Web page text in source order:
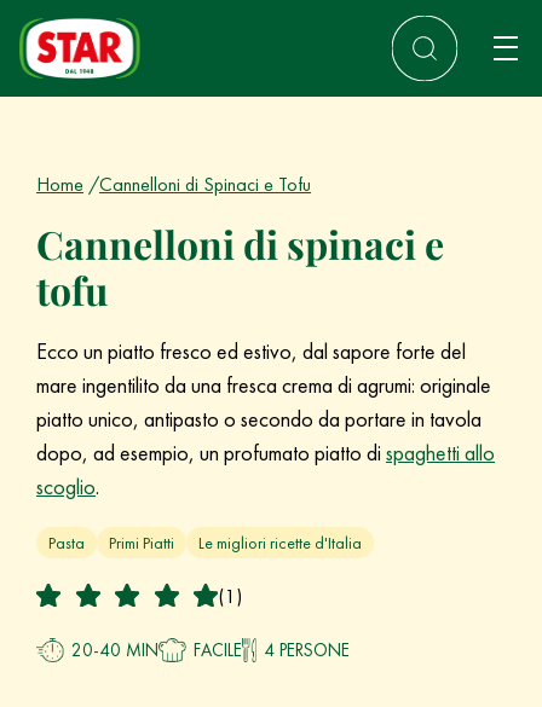
Home Cannelloni di Spinaci e Tofu
Cannelloni di spinaci e
tofu
Ecco un piatto fresco ed estivo, dal sapore forte del
mare ingentilito da una fresca crema di agrumi: originale
piatto unico, antipasto o secondo da portare in tavola
dopo, ad esempio, un profumato piatto di spaghetti allo
scoglio.
Pasta Primi Piatti Le migliori ricette d'Italia
(1)
20-40 MIN FACILE 4 PERSONE